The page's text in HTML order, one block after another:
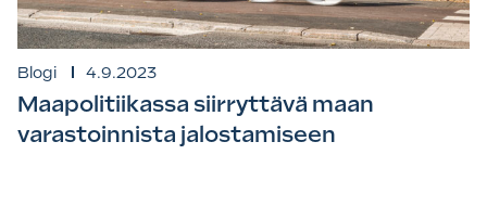
Blogi 4.9.2023
Maapolitiikassa siirryttävä maan
varastoinnista jalostamiseen